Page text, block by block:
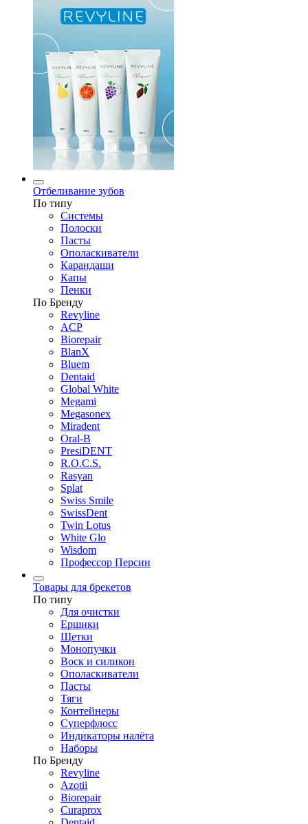
Отбеливание зубов
По типу
Системы
Полоски
Пасты
Ополаскиватели
Карандаши
Капы
Пенки
По Бренду
Revyline
ACP
Biorepair
BlanX
Bluem
Dentaid
Global White
Megami
Megasonex
Miradent
Oral-B
PresiDENT
R.O.C.S.
Rasyan
Splat
Swiss Smile
SwissDent
Twin Lotus
White Glo
Wisdom
Профессор Персин
Товары для брекетов
По типу
Для очистки
Ершики
Щетки
Монопучки
Воск и силикон
Ополаскиватели
Пасты
Тяги
Контейнеры
Суперфлосс
Индикаторы налёта
Наборы
По Бренду
Revyline
Azotii
Biorepair
Curaprox